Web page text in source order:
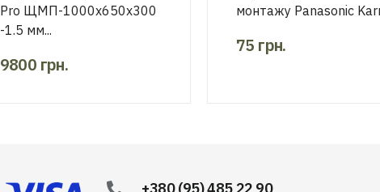
Pro ЩМП-1000х650х300
-1.5 мм...
9800 грн.
монтажу Panasonic
75 грн.